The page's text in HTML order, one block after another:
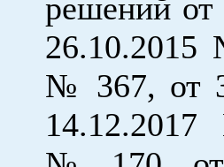
решений
26.10.2015
№ 367, от